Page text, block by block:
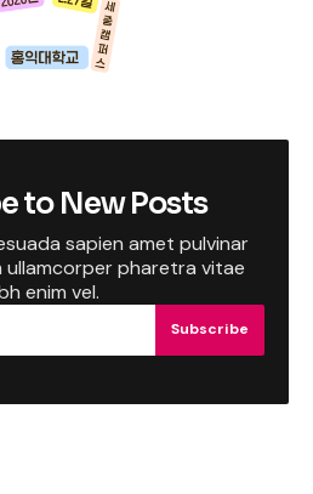
to New Posts
sapien amet pulvinar
ullamcorper pharetra vitae
enim vel.
Subscribe